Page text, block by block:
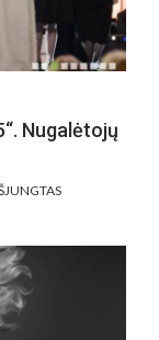
Nugalėtojų
ĮRAŠE